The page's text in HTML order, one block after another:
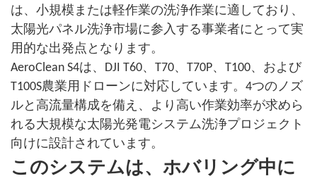
は、小規模または軽作業の洗浄作業に適しており、
太陽光パネル洗浄市場に参入する事業者にとって実
用的な出発点となります。
AeroClean S4は、DJI T60、T70、T70P、T100、および
T100S農業用ドローンに対応しています。4つのノズ
ルと高流量構成を備え、より高い作業効率が求めら
れる大規模な太陽光発電システム洗浄プロジェクト
向けに設計されています。
このシステムは、ホバリング中に